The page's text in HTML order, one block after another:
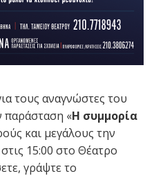
τους αναγνώστες του
παράσταση «Η συμμορία
και μεγάλους την
15:00 στο Θέατρο
γράψτε το